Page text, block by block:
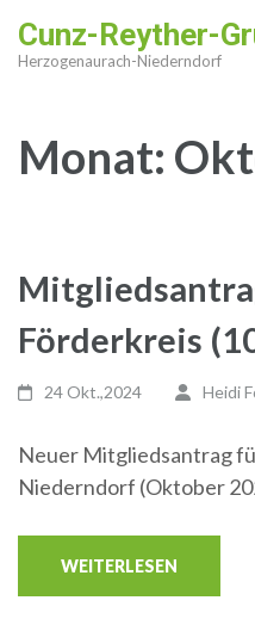
Inhalt
drücken)
Cunz-Reyther-
Herzogenaurach-Niederndorf
Monat:
Förderkreis
24 Okt.,2024 Heidi
Neuer Mitgliedsantrag
Niederndorf (Oktober
WEITERLESEN